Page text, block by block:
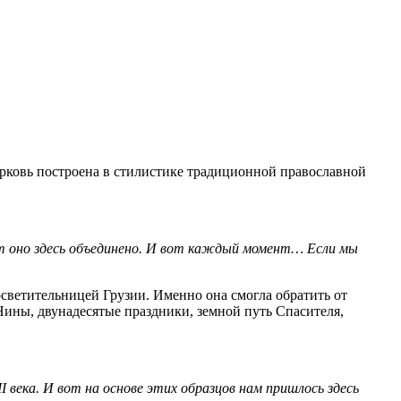
построена в стилистике традиционной православной
оно здесь объединено. И вот каждый момент… Если мы
Грузии. Именно она смогла обратить от
двунадесятые праздники, земной путь Спасителя,
И вот на основе этих образцов нам пришлось здесь